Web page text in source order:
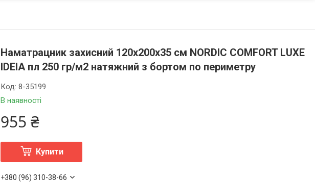
Наматрацник захисний 120х200х35 см NORDIC COMFORT LUXE
IDEIA пл 250 гр/м2 натяжний з бортом по периметру
В наявності
Код:8-35199
955 ₴
Купити
+380 (96) 310-38-66